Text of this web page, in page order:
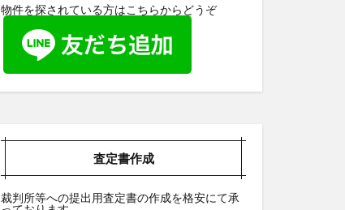
物件を探されている方はこちらからどうぞ
査定書作成
裁判所等への提出用査定書の作成を格安にて承